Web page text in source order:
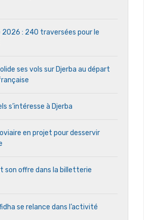
2026 : 240 traversées pour le
ses vols sur Djerba au départ
s’intéresse à Djerba
en projet pour desservir
son offre dans la billetterie
se relance dans l’activité